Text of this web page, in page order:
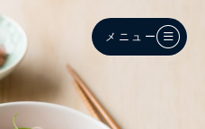
メニュー